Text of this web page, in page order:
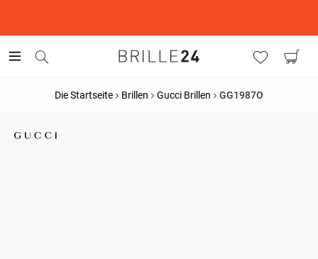
Die Startseite Brillen Gucci Brillen GG1987O